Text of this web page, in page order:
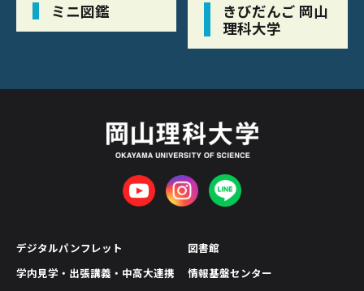
ミニ図鑑
きびだんご 岡山
理科大学
デジタルパンフレット
学内見学・出張講義・中高大連携
図書館
情報基盤センター